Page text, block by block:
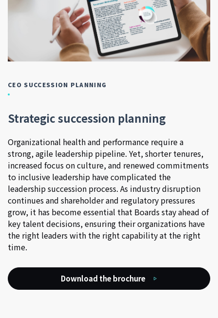
CEO SUCCESSION PLANNING
Strategic succession planning
Organizational health and performance require a
strong, agile leadership pipeline. Yet, shorter tenures,
increased focus on culture, and renewed commitments
to inclusive leadership have complicated the
leadership succession process. As industry disruption
continues and shareholder and regulatory pressures
grow, it has become essential that Boards stay ahead of
key talent decisions, ensuring their organizations have
the right leaders with the right capability at the right
time.
Download the brochure